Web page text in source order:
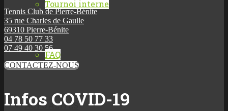
Tournoi interne
FAQ
ACTUALITÉS
Tennis Club de Pierre-Bénite
35 rue Charles de Gaulle
69310 Pierre-Bénite
04 78 50 77 33
07 49 40 30 56
CONTACTEZ-NOUS
Infos COVID-19